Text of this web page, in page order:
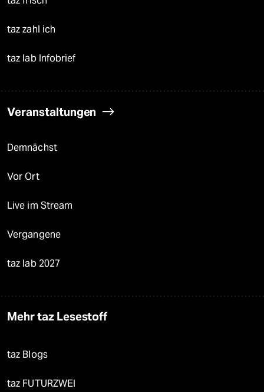
taz zahl ich
taz lab Infobrief
Veranstaltungen
Demnächst
Vor Ort
Live im Stream
Vergangene
taz lab 2027
Mehr taz Lesestoff
taz Blogs
taz FUTURZWEI